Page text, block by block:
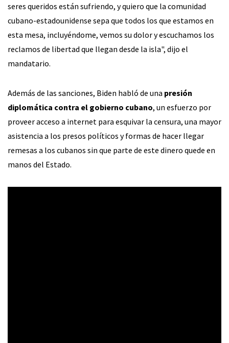
seres queridos están sufriendo, y quiero que la comunidad
cubano-estadounidense sepa que todos los que estamos en
esta mesa, incluyéndome, vemos su dolor y escuchamos los
reclamos de libertad que llegan desde la isla", dijo el
mandatario.
Además de las sanciones, Biden habló de una presión
diplomática contra el gobierno cubano, un esfuerzo por
proveer acceso a internet para esquivar la censura, una mayor
asistencia a los presos políticos y formas de hacer llegar
remesas a los cubanos sin que parte de este dinero quede en
manos del Estado.